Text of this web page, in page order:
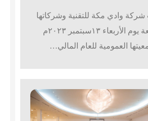
وادي مكة للتقنية وشركاتها
التابعة يوم الأربعاء ١٣سبتمبر ٢٠٢٣م
العمومية للعام المالي…